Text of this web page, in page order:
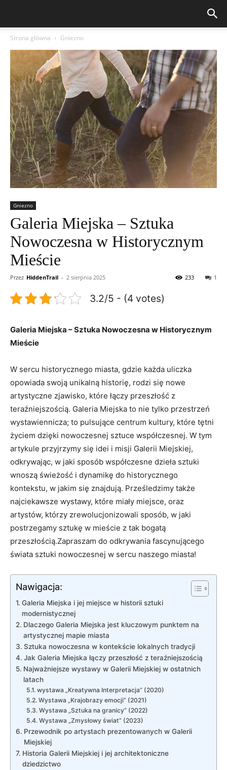
Strona główna Gniezno
Gniezno
Galeria Miejska – Sztuka
Nowoczesna w Historycznym
Mieście
Przez HiddenTrail - 2 sierpnia 2025 1
233
3.2/5 - (4 votes)
Galeria Miejska – Sztuka ‌Nowoczesna w ‌Historycznym
Mieście
W sercu historycznego miasta, gdzie ⁢każda uliczka
⁤opowiada swoją unikalną historię, rodzi się nowe
artystyczne zjawisko,‍ które łączy‍ przeszłość z
teraźniejszością. Galeria Miejska to nie tylko przestrzeń
wystawiennicza;⁤ to pulsujące centrum kultury, które tętni
życiem dzięki nowoczesnej sztuce współczesnej. W ‌tym‌
artykule⁤ przyjrzymy się idei i misji ​Galerii Miejskiej,
odkrywając, w jaki sposób współczesne dzieła sztuki
wnoszą świeżość ​i dynamikę do historycznego
kontekstu, ⁢w jakim się znajdują. Prześledzimy także
najciekawsze wystawy, które miały miejsce, oraz
artystów, którzy zrewolucjonizowali sposób,‍ w jaki
postrzegamy sztukę w mieście z tak bogatą
przeszłością.Zapraszam do odkrywania fascynującego
świata sztuki nowoczesnej w sercu ⁤naszego miasta!
Nawigacja:
Galeria Miejska i jej miejsce w historii sztuki
modernistycznej
Dlaczego Galeria Miejska jest‌ kluczowym punktem ​na
artystycznej mapie miasta
Sztuka nowoczesna w kontekście lokalnych tradycji
Jak Galeria Miejska łączy przeszłość z teraźniejszością
Najważniejsze ⁢wystawy w Galerii‌ Miejskiej w ostatnich⁢
latach
wystawa „Kreatywna Interpretacja” (2020)
Wystawa „Krajobrazy emocji” (2021)
Wystawa „Sztuka na‌ granicy” (2022)
Wystawa „Zmysłowy świat” (2023)
Przewodnik po artystach prezentowanych w Galerii
Miejskiej
Historia Galerii Miejskiej i jej ⁣architektoniczne
dziedzictwo